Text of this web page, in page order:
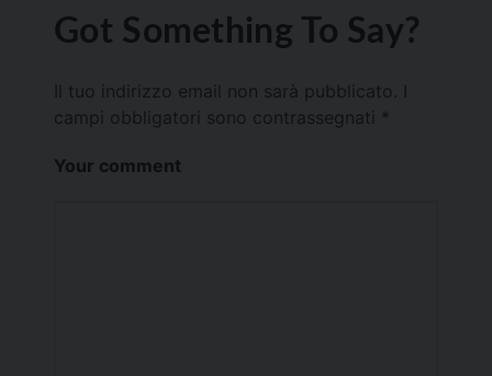
Got Something To Say?
Il tuo indirizzo email non sarà pubblicato.
campi obbligatori sono contrassegnati *
Your comment